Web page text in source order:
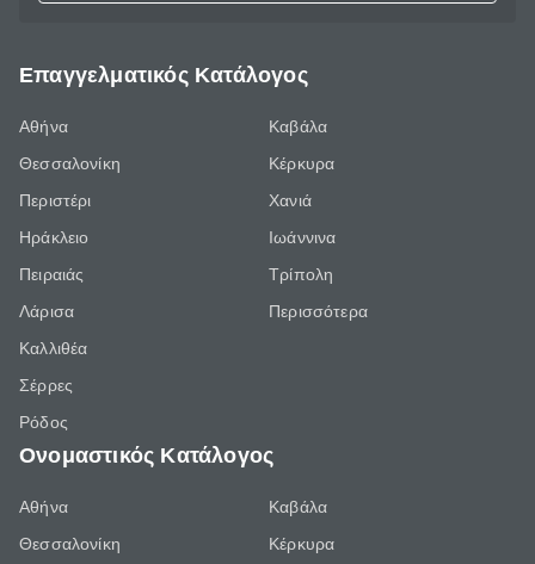
Επαγγελματικός Κατάλογος
Αθήνα
Θεσσαλονίκη
Περιστέρι
Ηράκλειο
Πειραιάς
Λάρισα
Καλλιθέα
Σέρρες
Ρόδος
Καβάλα
Κέρκυρα
Χανιά
Ιωάννινα
Τρίπολη
Περισσότερα
Ονομαστικός Κατάλογος
Αθήνα
Θεσσαλονίκη
Καβάλα
Κέρκυρα